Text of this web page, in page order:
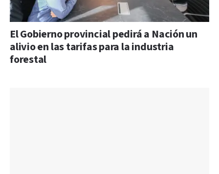
El Gobierno provincial pedirá a Nación un
alivio en las tarifas para la industria
forestal